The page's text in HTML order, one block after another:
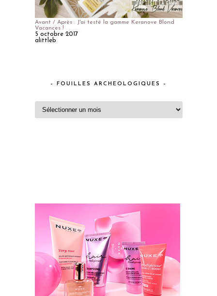
Avant / Après : J'ai testé la gamme Keranove Blond
Vacances !
5 octobre 2017
alittleb
– FOUILLES ARCHEOLOGIQUES –